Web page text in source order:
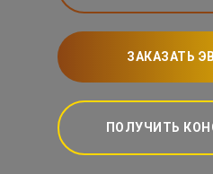
ЗАКАЗАТЬ
ПОЛУЧИТЬ